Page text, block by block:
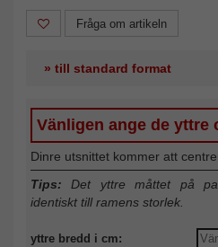
Fråga om artikeln
» till standard format
Vänligen ange de yttre
Dinre utsnittet kommer att
Tips: Det yttre måttet på
identiskt till ramens storlek.
yttre bredd i cm: